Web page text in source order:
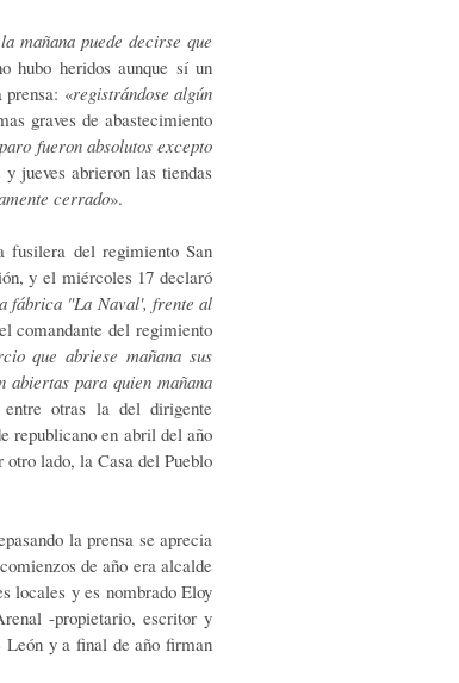
mañana puede decirse que
hubo heridos aunque sí un
«registrándose algún
graves de abastecimiento
fueron absolutos excepto
jueves abrieron las tiendas
cerrado».
fusilera del regimiento San
y el miércoles 17 declaró
fábrica "La Naval', frente al
comandante del regimiento
que abriese mañana sus
para quien mañana
entre otras la del dirigente
republicano en abril del año
lado, la Casa del Pueblo
la prensa se aprecia
de año era alcalde
locales y es nombrado Eloy
-propietario, escritor y
León y a final de año firman